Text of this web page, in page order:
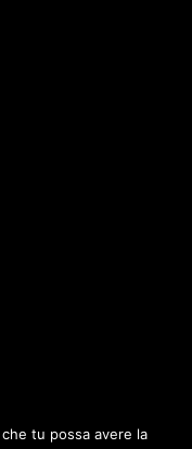
tu possa avere la